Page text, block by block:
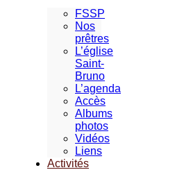
FSSP
Nos
prêtres
L’église
Saint-
Bruno
L’agenda
Accès
Albums
photos
Vidéos
Liens
Activités